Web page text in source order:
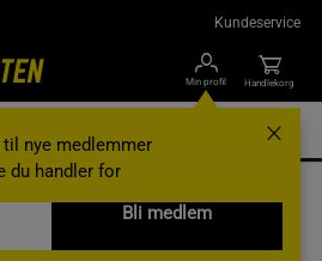
Kundeservice
Min profil
nye medlemmer
du handler for
Bli medlem
Handlekorg
/Balanse og kjernemuskulatur